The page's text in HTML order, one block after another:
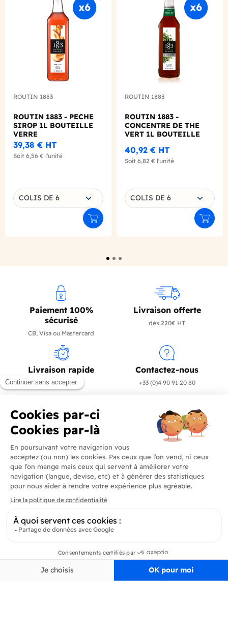
Add to wishlist
ROUTIN 1883
ROUTIN 1883 - PECHE
SIROP 1L BOUTEILLE
VERRE
39,38 € HT
Soit 6,56 € l'unité
Choisissez une déclinaison
COLIS DE 6
Ajouter au panier
Add
ROUTIN 1883
ROUTIN 1883 -
CONCENTRE DE THE
VERT 1L BOUTEILLE
40,92 € HT
Soit 6,82 € l'unité
Choisissez une déclinaison
COLIS DE 6
Paiement 100%
sécurisé
CB, Visa ou Mastercard
Livraison offerte
dès 220€ HT
Livraison rapide
en 24/72h
Contactez-nous
+33 (0)4 90 91 20 80